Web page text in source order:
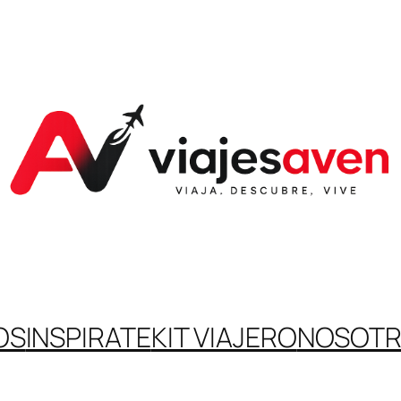
INSPIRATEKIT VIAJERO